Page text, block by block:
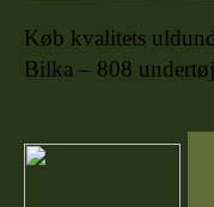
Køb kvalitets
Bilka – 808